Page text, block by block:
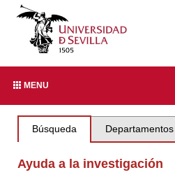
MENU
Búsqueda Departamentos
Ayuda a la investigación